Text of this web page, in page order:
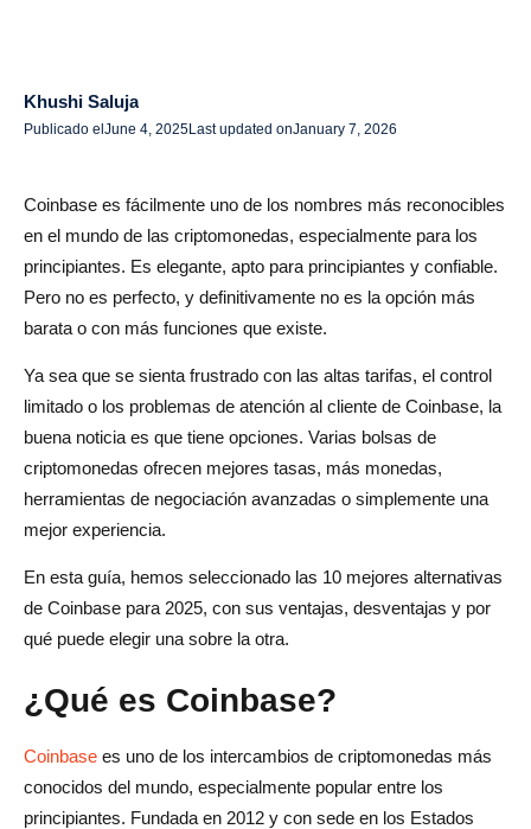
2. Control limitado sobre las transacciones
4. Atención al cliente más lenta
5. Falta de funciones comerciales avanzadas
6. Limitaciones y regulaciones geográficas
7. Mejores incentivos en otros lugares
Cómo elegir la alternativa correcta de Coinbase
1. Tarifas y costos de negociación
2. Disponibilidad de criptomonedas
4. Facilidad de uso
5. Opciones de ganancias y apuestas
6. Atención al cliente
7. Calidad de las aplicaciones móviles
8. Acceso a DeFi o NFT
Khushi Saluja
Publicado el June 4, 2025Last updated onJanuary 7, 2026
Coinbase es fácilmente uno de los nombres más reconocibles
en el mundo de las criptomonedas, especialmente para los
principiantes. Es elegante, apto para principiantes y confiable.
Pero no es perfecto, y definitivamente no es la opción más
barata o con más funciones que existe.
Ya sea que se sienta frustrado con las altas tarifas, el control
limitado o los problemas de atención al cliente de Coinbase, la
buena noticia es que tiene opciones. Varias bolsas de
criptomonedas ofrecen mejores tasas, más monedas,
herramientas de negociación avanzadas o simplemente una
mejor experiencia.
En esta guía, hemos seleccionado las 10 mejores alternativas
de Coinbase para 2025, con sus ventajas, desventajas y por
qué puede elegir una sobre la otra.
¿Qué es Coinbase?
Coinbase es uno de los intercambios de criptomonedas más
conocidos del mundo, especialmente popular entre los
principiantes. Fundada en 2012 y con sede en los Estados